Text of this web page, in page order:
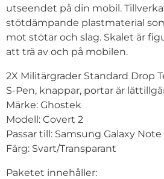
utseendet på din mobil.
stötdämpande plastmaterial
mot stötar och slag. Skalet är
att trä av och på mobilen.
2X Militärgrader Standard Drop
S-Pen, knappar, portar är
Märke: Ghostek
Modell: Covert 2
Passar till: Samsung Galaxy Note
Färg: Svart/Transparant
Paketet innehåller: